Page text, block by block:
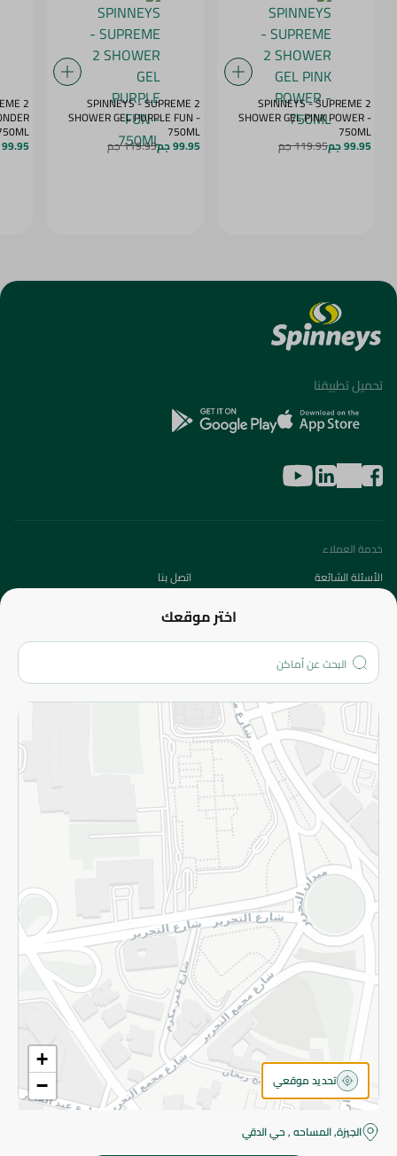
SPINNEYS - SUPREME 2
SHOWER GEL PINK POWER -
750ML
99.95 جم 119.95 جم
SPINNEYS - SUPREME 2
SHOWER GEL PURPLE FUN -
750ML
99.95 جم 119.95 جم
2
99.95 جم
اختر موقعك
+
−
تحديد موقعي
الجيزة, المساحه , حي الدقي
تحميل تطبيقنا
خدمة العملاء
الأسئلة الشائعة
اتصل بنا
من نحن؟
الفروع
المزيد
الاسترجاع
سياسة الاستخدام
سياسة الخصوصية
قم بالتسجيل للنشرة
©2026 - Spinneys | جميع الحقوق محفوظة